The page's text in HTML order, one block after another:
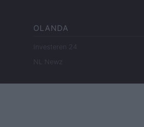
OLANDA
Investeren 24
NL Newz